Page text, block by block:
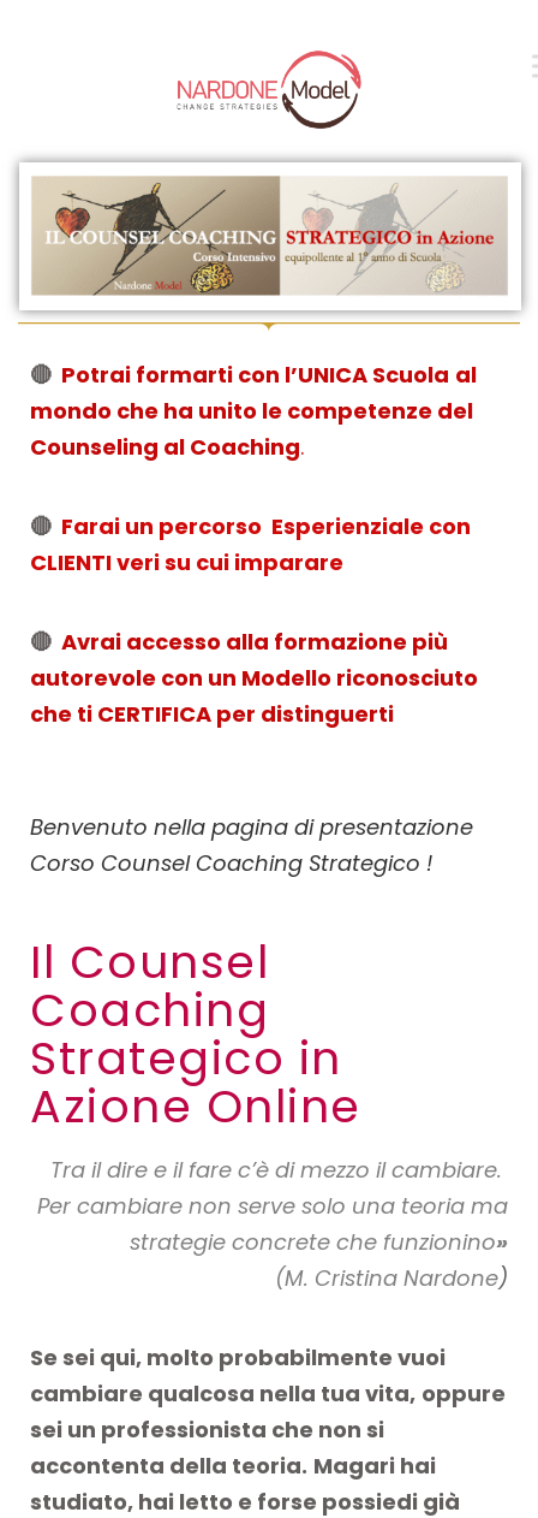
🔴 Potrai formarti con l’UNICA Scuola al
mondo che ha unito le competenze del
Counseling al Coaching.
🔴 Farai un percorso Esperienziale con
CLIENTI veri su cui imparare
🔴 Avrai accesso alla formazione più
autorevole con un Modello riconosciuto
che ti CERTIFICA per distinguerti
Benvenuto nella pagina di presentazione
Corso Counsel Coaching Strategico !
Il Counsel
Coaching
Strategico in
Azione Online
Tra il dire e il fare c’è di mezzo il cambiare.
Per cambiare non serve solo una teoria ma
strategie concrete che funzionino»
(M. Cristina Nardone)
Se sei qui, molto probabilmente vuoi
cambiare qualcosa nella tua vita, oppure
sei un professionista che non si
accontenta della teoria. Magari hai
studiato, hai letto e forse possiedi già